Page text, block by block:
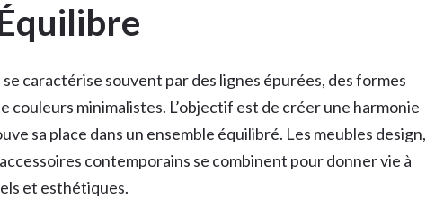
caractérise souvent par des lignes épurées, des formes
couleurs minimalistes. L’objectif est de créer une harmonie
sa place dans un ensemble équilibré. Les meubles design,
contemporains se combinent pour donner vie à
et esthétiques.